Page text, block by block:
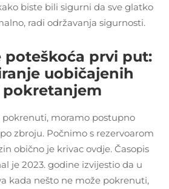
biste bili sigurni da sve glatko
radi održavanja sigurnosti.
poteškoća prvi put:
uobičajenih
pokrenuti, moramo postupno
zbroju. Počnimo s rezervoarom
obično je krivac ovdje. Časopis
je 2023. godine izvijestio da u
kada nešto ne može pokrenuti,